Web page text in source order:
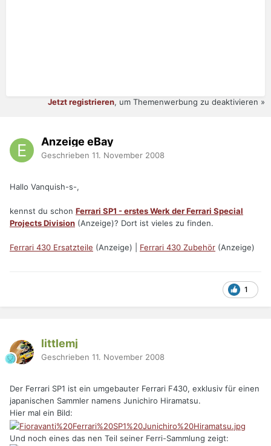
Jetzt registrieren, um Themenwerbung zu deaktivieren »
Anzeige eBay
Geschrieben 11. November 2008
Hallo Vanquish-s-,
kennst du schon Ferrari SP1 - erstes Werk der Ferrari Special
Projects Division (Anzeige)? Dort ist vieles zu finden.
Ferrari 430 Ersatzteile (Anzeige) | Ferrari 430 Zubehör (Anzeige)
1
littlemj
Geschrieben 11. November 2008
Der Ferrari SP1 ist ein umgebauter Ferrari F430, exklusiv für einen
japanischen Sammler namens Junichiro Hiramatsu.
Hier mal ein Bild:
Und noch eines das nen Teil seiner Ferri-Sammlung zeigt: